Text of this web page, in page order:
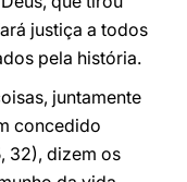
justiça a todos
pela história.
juntamente
concedido
32), dizem os